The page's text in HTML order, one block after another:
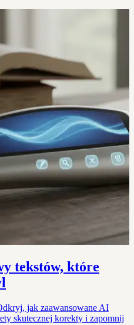
tekstów, które
jak zaawansowane AI
skutecznej korekty i zapomnij